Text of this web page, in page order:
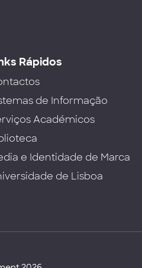
Rápidos
de Informação
Académicos
e Identidade de Marca
de Lisboa